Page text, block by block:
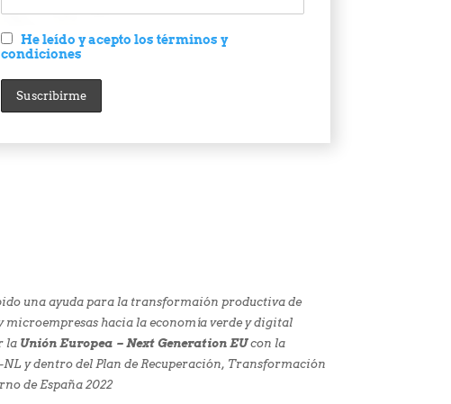
He leído y acepto los términos y
condiciones
una ayuda para la transformaión productiva de
microempresas hacia la economía verde y digital
la Unión Europea – Next Generation EUcon la
y dentro del Plan de Recuperación, Transformación
de España 2022